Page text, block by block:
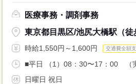
医療事務・調剤事務
東京都目黒区/池尻大橋駅（徒
時給1,550円～1,600円 交通費全額
■平日 （1）08：30〜17：00 （
日曜日 祝日